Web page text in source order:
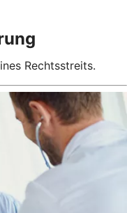
Rechtsstreits.